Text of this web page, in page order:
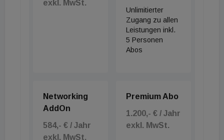
das energetische Rückgrat. Für die Mobilität
stehen 23 Tiefgaragenstellplätze inklusive E-
Ladeinfrastruktur bereit. Projektleiter Wolfgang Rüf
betont: „Fritz am See steht für das, was wir unter
Qualität bietet.“ Die Fertigstellung der Einheiten ist
exkl. MwSt.
Unlimitierter
Zugang zu allen
Leistungen inkl.
5 Personen
Abos
Networking
AddOn
584,- € / Jahr
exkl. MwSt.
Premium Abo
1.200,- € / Jahr
exkl. MwSt.